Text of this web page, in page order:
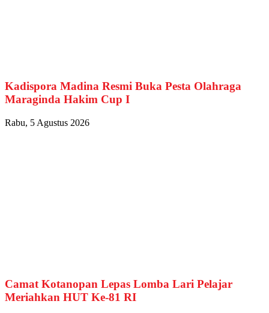
Kadispora Madina Resmi Buka Pesta Olahraga
Maraginda Hakim Cup I
Rabu, 5 Agustus 2026
Camat Kotanopan Lepas Lomba Lari Pelajar
Meriahkan HUT Ke-81 RI